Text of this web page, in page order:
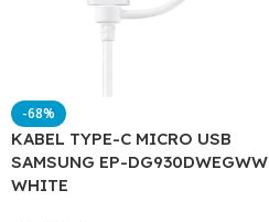
-68%
KABEL TYPE-C MICRO USB
SAMSUNG EP-DG930DWEGWW
WHITE